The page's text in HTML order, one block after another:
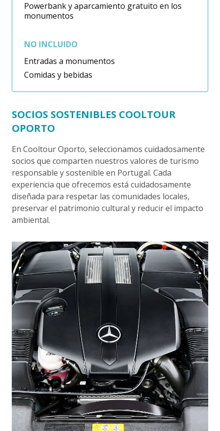
Powerbank y aparcamiento gratuito en los
monumentos
NO INCLUIDO
Entradas a monumentos
Comidas y bebidas
SOCIOS SOSTENIBLES COOLTOUR
OPORTO
En Cooltour Oporto, seleccionamos cuidadosamente
socios que comparten nuestros valores de turismo
responsable y sostenible en Portugal. Cada
experiencia que ofrecemos está cuidadosamente
diseñada para respetar las comunidades locales,
preservar el patrimonio cultural y reducir el impacto
ambiental.